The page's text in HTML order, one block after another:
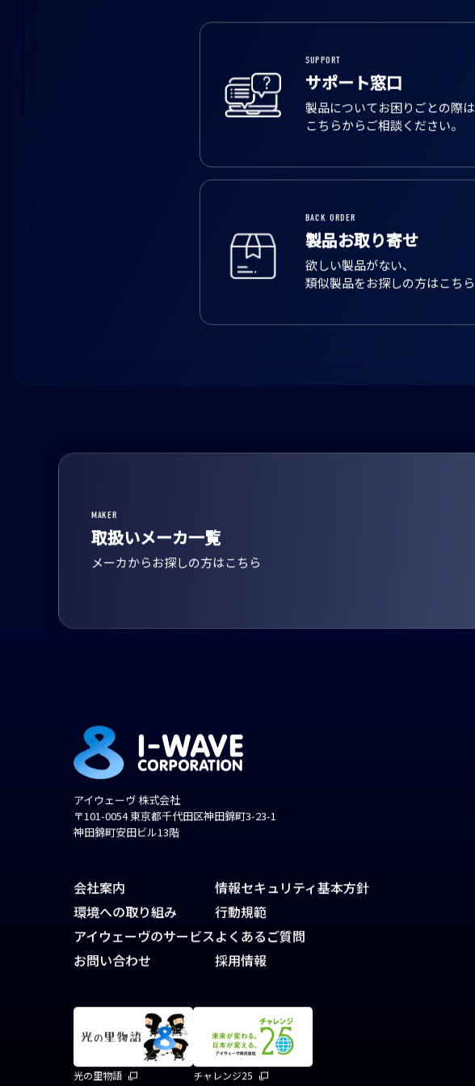
SUPPORT
サポート窓口
製品についてお困りごとの際は
こちらからご相談ください。
BACK ORDER
製品お取り寄せ
欲しい製品がない、
類似製品をお探しの方はこちら
MAKER
取扱いメーカ一覧
メーカからお探しの方はこちら
アイウェーヴ 株式会社
〒101-0054 東京都千代田区神田錦町3-23-1
神田錦町安田ビル13階
会社案内
環境への取り組み
アイウェーヴのサービス
お問い合わせ
情報セキュリティ基本方針
行動規範
よくあるご質問
採用情報
光の里物語 チャレンジ25